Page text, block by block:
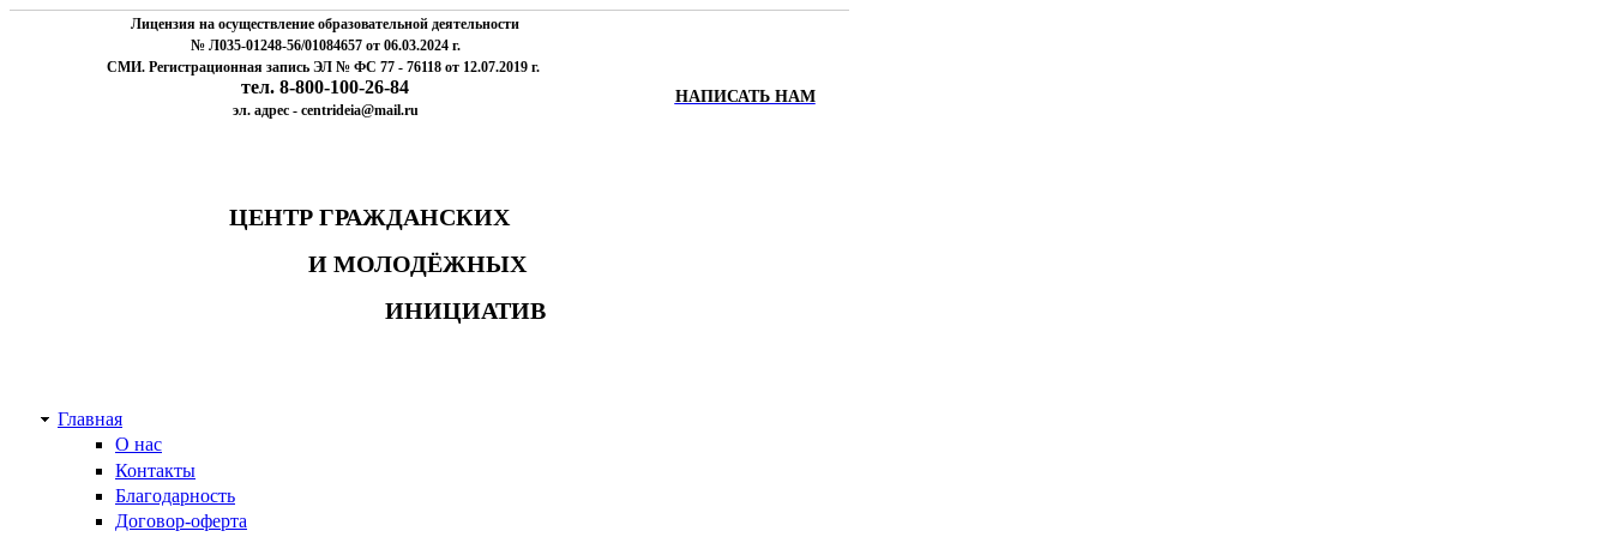
Лицензия на осуществление образовательной деятельности
№ Л035-01248-56/01084657 от 06.03.2024 г.
СМИ. Регистрационная запись ЭЛ № ФС 77 - 76118 от 12.07.2019 г.
тел. 8-800-100-26-84
эл. адрес - centrideia@mail.ru
НАПИСАТЬ НАМ
ЦЕНТР ГРАЖДАНСКИХ
И МОЛОДЁЖНЫХ
ИНИЦИАТИВ
Главная
О нас
Контакты
Благодарность
Договор-оферта